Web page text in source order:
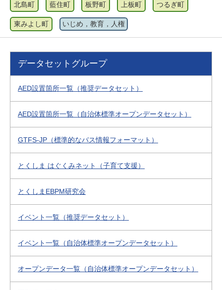
北島町 藍住町 板野町 上板町 つるぎ町
東みよし町 いじめ，教育，人権
データセットグループ
AED設置箇所一覧（推奨データセット）
AED設置箇所一覧（自治体標準オープンデータセット）
GTFS-JP（標準的なバス情報フォーマット）
とくしま はぐくみネット（子育て支援）
とくしまEBPM研究会
イベント一覧（推奨データセット）
イベント一覧（自治体標準オープンデータセット）
オープンデータ一覧（自治体標準オープンデータセット）